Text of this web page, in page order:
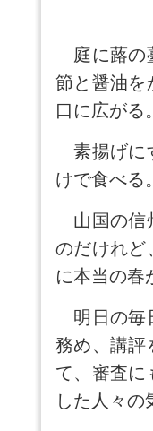
庭に蕗の
節と醤油を
口に広がる。
素揚げに
けで食べる。
山国の信
のだけれど
に本当の春
明日の毎
務め、講評
て、審査に
した人々